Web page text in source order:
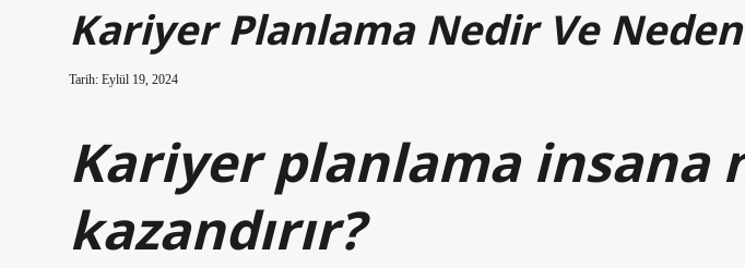
Kariyer Planlama Nedir Ve
Tarih: Eylül 19, 2024
Kariyer planlama insana
kazandırır?